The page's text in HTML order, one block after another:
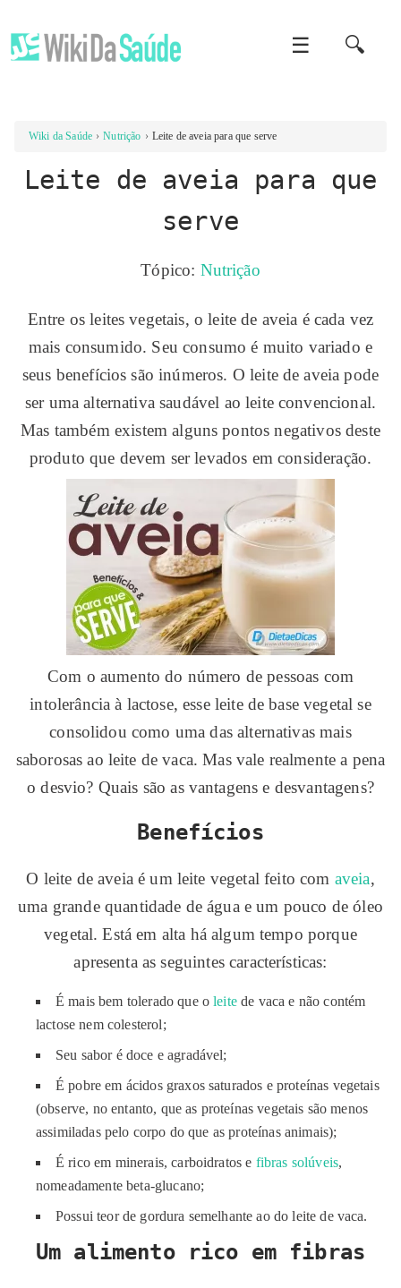
☰ 🔍
Wiki da Saúde Nutrição Leite de aveia para que serve
Leite de aveia para que
serve
Tópico: Nutrição
Entre os leites vegetais, o leite de aveia é cada vez
mais consumido. Seu consumo é muito variado e
seus benefícios são inúmeros. O leite de aveia pode
ser uma alternativa saudável ao leite convencional.
Mas também existem alguns pontos negativos deste
produto que devem ser levados em consideração.
Com o aumento do número de pessoas com
intolerância à lactose, esse leite de base vegetal se
consolidou como uma das alternativas mais
saborosas ao leite de vaca. Mas vale realmente a pena
o desvio? Quais são as vantagens e desvantagens?
Benefícios
O leite de aveia é um leite vegetal feito com aveia,
uma grande quantidade de água e um pouco de óleo
vegetal. Está em alta há algum tempo porque
apresenta as seguintes características:
É mais bem tolerado que oleitede vaca e não contém
lactose nem colesterol;
Seu sabor é doce e agradável;
É pobre em ácidos graxos saturados e proteínas vegetais
(observe, no entanto, que as proteínas vegetais são menos
assimiladas pelo corpo do que as proteínas animais);
É rico em minerais, carboidratos e fibras solúveis,
nomeadamente beta-glucano;
Possui teor de gordura semelhante ao do leite de vaca.
Um alimento rico em fibras